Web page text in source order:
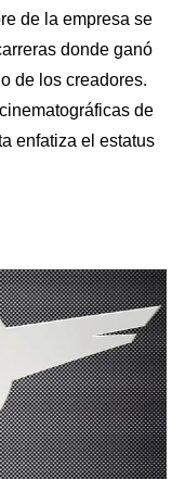
de la empresa se
donde ganó
de los creadores.
de
enfatiza el estatus